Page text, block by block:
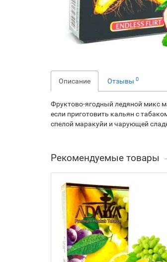
Описание Отзывы 0
Фруктово-ягодный ледяной микс
если приготовить кальян с
спелой маракуйи и чарующей
Рекомендуемые товары